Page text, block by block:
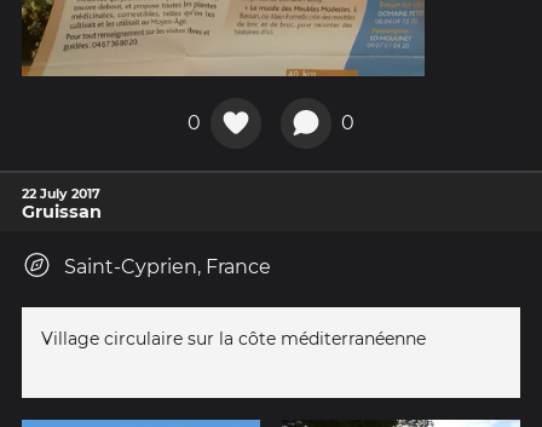
0 0
22 July 2017
Gruissan
Saint-Cyprien, France
Village circulaire sur la côte méditerranéenne